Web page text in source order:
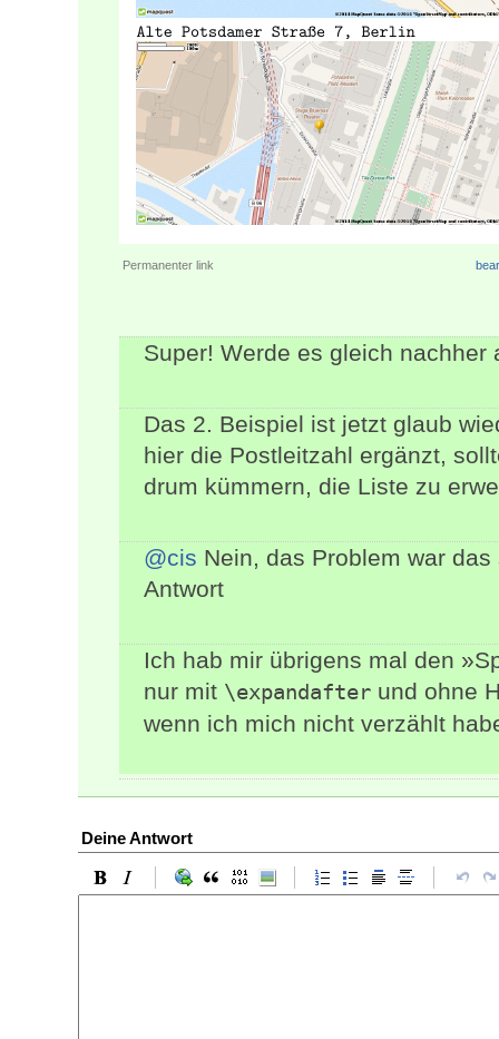
Permanenter link
Super! Werde es gleich nachher
Das 2. Beispiel ist jetzt glaub
hier die Postleitzahl ergänzt,
drum kümmern, die Liste zu
@cis Nein, das Problem war
Antwort
Ich hab mir übrigens mal den
nur mit \expandafter und ohne
wenn ich mich nicht verzählt
Deine Antwort